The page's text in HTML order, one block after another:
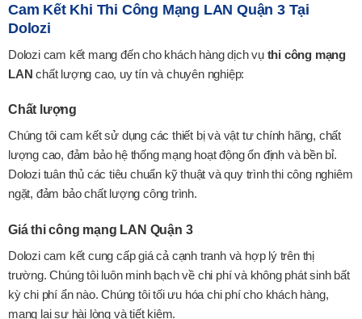
Cam Kết Khi Thi Công Mạng LAN Quận 3 Tại
Dolozi
Dolozi cam kết mang đến cho khách hàng dịch vụ thi công mạng
LAN chất lượng cao, uy tín và chuyên nghiệp:
Chất lượng
Chúng tôi cam kết sử dụng các thiết bị và vật tư chính hãng, chất
lượng cao, đảm bảo hệ thống mạng hoạt động ổn định và bền bỉ.
Dolozi tuân thủ các tiêu chuẩn kỹ thuật và quy trình thi công nghiêm
ngặt, đảm bảo chất lượng công trình.
Giá thi công mạng LAN Quận 3
Dolozi cam kết cung cấp giá cả cạnh tranh và hợp lý trên thị
trường. Chúng tôi luôn minh bạch về chi phí và không phát sinh bất
kỳ chi phí ẩn nào. Chúng tôi tối ưu hóa chi phí cho khách hàng,
mang lại sự hài lòng và tiết kiệm.